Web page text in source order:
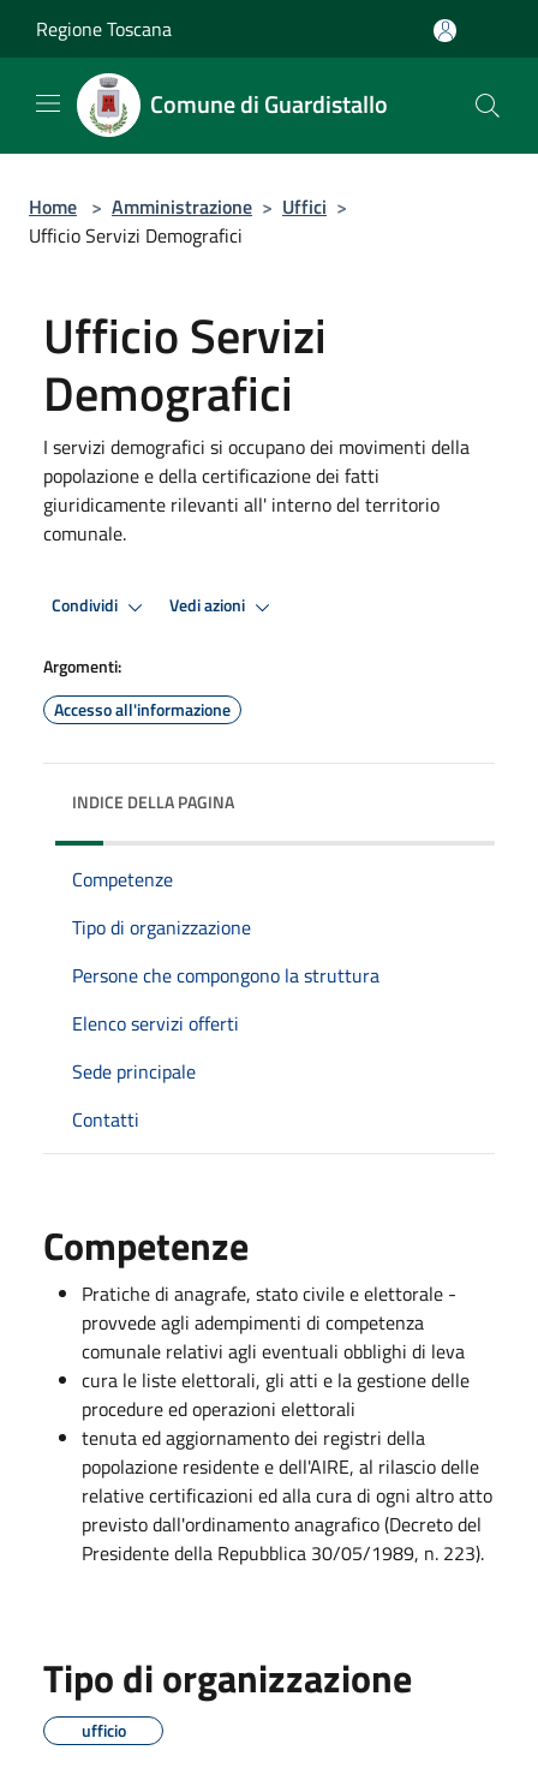
Regione Toscana
Comune di Guardistallo
Home > Amministrazione > Uffici >
Ufficio Servizi Demografici
Ufficio Servizi
Demografici
I servizi demografici si occupano dei movimenti della
popolazione e della certificazione dei fatti
giuridicamente rilevanti all' interno del territorio
comunale.
Condividi Vedi azioni
Argomenti:
Accesso all'informazione
INDICE DELLA PAGINA
Competenze
Tipo di organizzazione
Persone che compongono la struttura
Elenco servizi offerti
Sede principale
Contatti
Competenze
Pratiche di anagrafe, stato civile e elettorale -
provvede agli adempimenti di competenza
comunale relativi agli eventuali obblighi di leva
cura le liste elettorali, gli atti e la gestione delle
procedure ed operazioni elettorali
tenuta ed aggiornamento dei registri della
popolazione residente e dell'AIRE, al rilascio delle
relative certificazioni ed alla cura di ogni altro atto
previsto dall'ordinamento anagrafico (Decreto del
Presidente della Repubblica 30/05/1989, n. 223).
Tipo di organizzazione
ufficio